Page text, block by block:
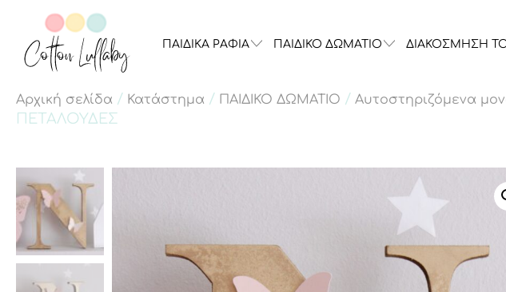
ΠΑΙΔΙΚΑ ΡΑΦΙΑ ΠΑΙΔΙΚΟ ΔΩΜΑΤΙΟ ΔΙΑΚΟΣΜΗΣΗ
Αρχική σελίδα / Κατάστημα / ΠΑΙΔΙΚΟ ΔΩΜΑΤΙΟ / Αυτοστηριζόμενα
ΠΕΤΑΛΟΥΔΕΣ